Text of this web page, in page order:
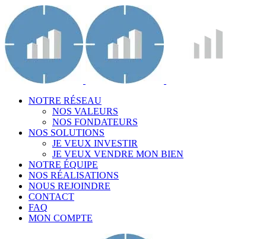
NOTRE RÉSEAU
NOS VALEURS
NOS FONDATEURS
NOS SOLUTIONS
JE VEUX INVESTIR
JE VEUX VENDRE MON BIEN
NOTRE ÉQUIPE
NOS RÉALISATIONS
NOUS REJOINDRE
CONTACT
FAQ
MON COMPTE